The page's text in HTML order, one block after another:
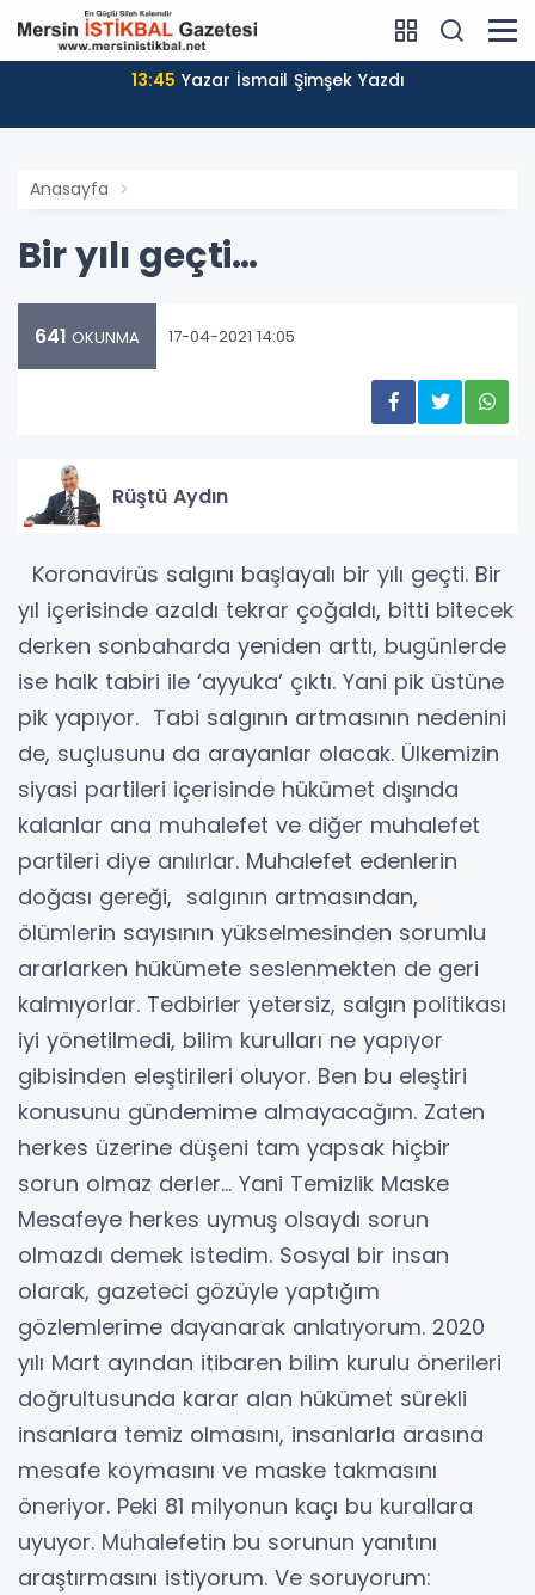
13:45 Yazar İsmail Şimşek Yazdı
Anasayfa
Bir yılı geçti…
641 OKUNMA 17-04-2021 14:05
Rüştü Aydın
Koronavirüs salgını başlayalı bir yılı geçti. Bir
yıl içerisinde azaldı tekrar çoğaldı, bitti bitecek
derken sonbaharda yeniden arttı, bugünlerde
ise halk tabiri ile ‘ayyuka’ çıktı. Yani pik üstüne
pik yapıyor. Tabi salgının artmasının nedenini
de, suçlusunu da arayanlar olacak. Ülkemizin
siyasi partileri içerisinde hükümet dışında
kalanlar ana muhalefet ve diğer muhalefet
partileri diye anılırlar. Muhalefet edenlerin
doğası gereği, salgının artmasından,
ölümlerin sayısının yükselmesinden sorumlu
ararlarken hükümete seslenmekten de geri
kalmıyorlar. Tedbirler yetersiz, salgın politikası
iyi yönetilmedi, bilim kurulları ne yapıyor
gibisinden eleştirileri oluyor. Ben bu eleştiri
konusunu gündemime almayacağım. Zaten
herkes üzerine düşeni tam yapsak hiçbir
sorun olmaz derler… Yani Temizlik Maske
Mesafeye herkes uymuş olsaydı sorun
olmazdı demek istedim. Sosyal bir insan
olarak, gazeteci gözüyle yaptığım
gözlemlerime dayanarak anlatıyorum. 2020
yılı Mart ayından itibaren bilim kurulu önerileri
doğrultusunda karar alan hükümet sürekli
insanlara temiz olmasını, insanlarla arasına
mesafe koymasını ve maske takmasını
öneriyor. Peki 81 milyonun kaçı bu kurallara
uyuyor. Muhalefetin bu sorunun yanıtını
araştırmasını istiyorum. Ve soruyorum: